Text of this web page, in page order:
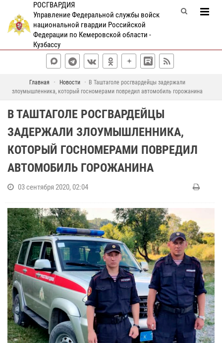
РОСГВАРДИЯ
Управление Федеральной службы войск
национальной гвардии Российской
Федерации по Кемеровской области -
Кузбассу
Главная Новости
В Таштаголе росгвардейцы задержали
злоумышленника, который госномерами повредил автомобиль горожанина
В ТАШТАГОЛЕ РОСГВАРДЕЙЦЫ
ЗАДЕРЖАЛИ ЗЛОУМЫШЛЕННИКА,
КОТОРЫЙ ГОСНОМЕРАМИ ПОВРЕДИЛ
АВТОМОБИЛЬ ГОРОЖАНИНА
03 сентября 2020, 02:04